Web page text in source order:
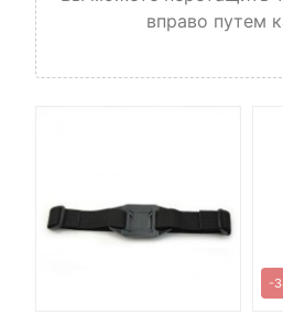
вправо путем
-